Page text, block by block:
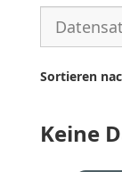
Sortieren
Keine